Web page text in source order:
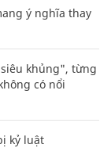
ý nghĩa thay
khủng", từng
có nổi
kỷ luật